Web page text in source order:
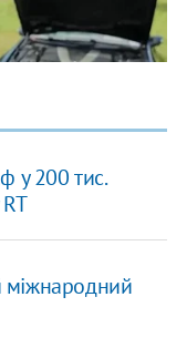
у 200 тис.
міжнародний